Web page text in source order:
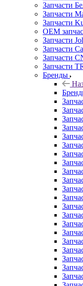
Запчасти
Запчасти
Запчасти
OEM
Запчасти
Запчасти
Запчасти
Запчасти
Бренды